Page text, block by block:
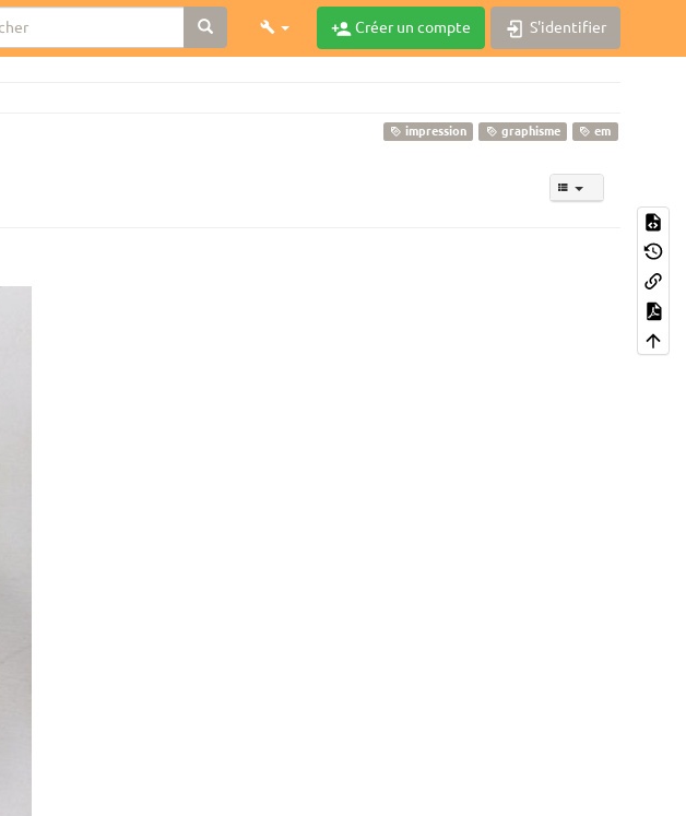
Créer un compte S'identifier
impression graphisme em